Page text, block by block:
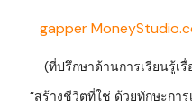
gapper
(ที่ปรึกษาด้านการเรียนรู้เ
“สร้างชีวิตที่ใช่ ด้วยทักษะกา